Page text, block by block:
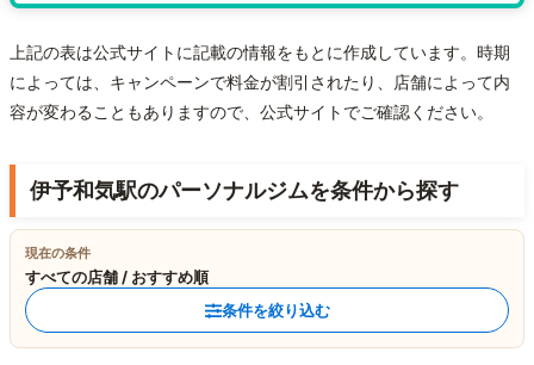
上記の表は公式サイトに記載の情報をもとに作成しています。時期
によっては、キャンペーンで料金が割引されたり、店舗によって内
容が変わることもありますので、公式サイトでご確認ください。
伊予和気駅のパーソナルジムを条件から探す
現在の条件
すべての店舗 / おすすめ順
条件を絞り込む